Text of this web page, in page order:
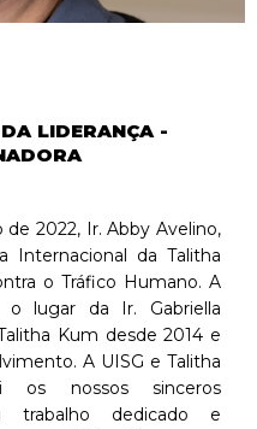
LIDERANÇA -
2022, Ir. Abby Avelino,
Internacional da Talitha
o Tráfico Humano. A
o lugar da Ir. Gabriella
Kum desde 2014 e
A UISG e Talitha
nossos sinceros
trabalho dedicado e